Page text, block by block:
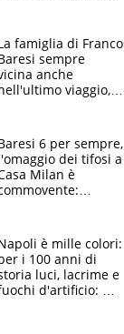
famiglia di Franco
sempre
anche
viaggio,
dei tifosi
6 per sempre,
dei tifosi a
Milan è
è mille colori:
i 100 anni di
luci, lacrime e
d'artificio: De